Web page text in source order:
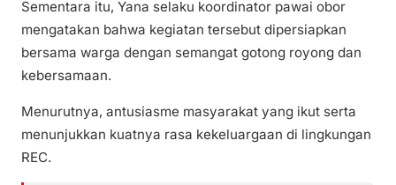
Sementara itu, Yana selaku koordinator pawai obor
mengatakan bahwa kegiatan tersebut dipersiapkan
bersama warga dengan semangat gotong royong dan
kebersamaan.
Menurutnya, antusiasme masyarakat yang ikut serta
menunjukkan kuatnya rasa kekeluargaan di lingkungan
REC.